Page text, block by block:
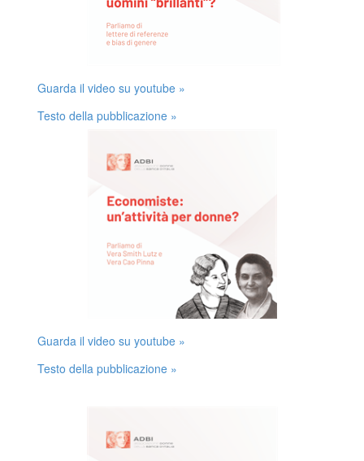
Guarda il video su youtube »
Testo della pubblicazione »
Guarda il video su youtube »
Testo della pubblicazione »